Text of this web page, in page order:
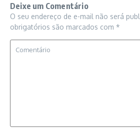
Deixe um Comentário
O seu endereço de e-mail não será
obrigatórios são marcados com *